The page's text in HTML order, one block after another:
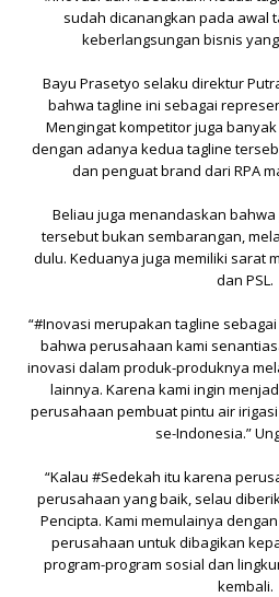
sudah dicanangkan pada awal
keberlangsungan bisnis
Bayu Prasetyo selaku direktur
bahwa tagline ini sebagai
Mengingat kompetitor juga
dengan adanya kedua tagline
dan penguat brand dari RPA
Beliau juga menandaskan
tersebut bukan sembarangan,
dulu. Keduanya juga memiliki sarat
dan PSL.
“#Inovasi merupakan tagline
bahwa perusahaan kami
inovasi dalam produk-produknya
lainnya. Karena kami ingin
perusahaan pembuat pintu air
se-Indonesia.”
“Kalau #Sedekah itu karena
perusahaan yang baik, selau
Pencipta. Kami memulainya
perusahaan untuk dibagikan
program-program sosial dan
kembali.